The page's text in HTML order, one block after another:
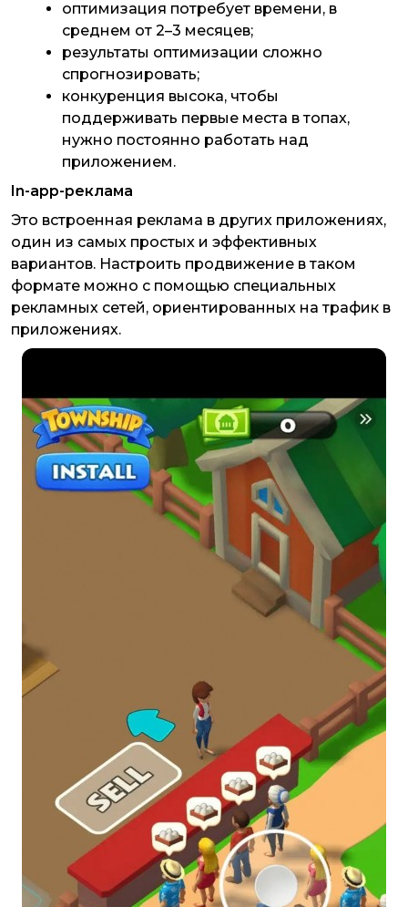
оптимизация потребует времени, в
среднем от 2–3 месяцев;
результаты оптимизации сложно
спрогнозировать;
конкуренция высока, чтобы
поддерживать первые места в топах,
нужно постоянно работать над
приложением.
In-app-реклама
Это встроенная реклама в других приложениях,
один из самых простых и эффективных
вариантов. Настроить продвижение в таком
формате можно с помощью специальных
рекламных сетей, ориентированных на трафик в
приложениях.